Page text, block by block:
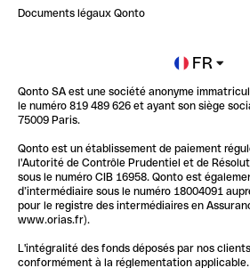
Impact de l'IA sur les carrières/
Newsroom
Glossaire finance
Documents légaux Qonto
FR
Qonto SA est une société anonyme
le numéro 819 489 626 et ayant son siège
75009 Paris.
Qonto est un établissement de paiement
l'Autorité de Contrôle Prudentiel et de
sous le numéro CIB 16958. Qonto est
d’intermédiaire sous le numéro 18004091
pour le registre des intermédiaires en
www.orias.fr).
L'intégralité des fonds déposés par nos
conformément à la réglementation